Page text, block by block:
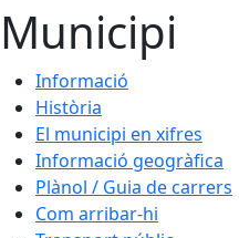
Municipi
Informació
Història
El municipi en xifres
Informació geogràfica
Plànol / Guia de carrers
Com arribar-hi